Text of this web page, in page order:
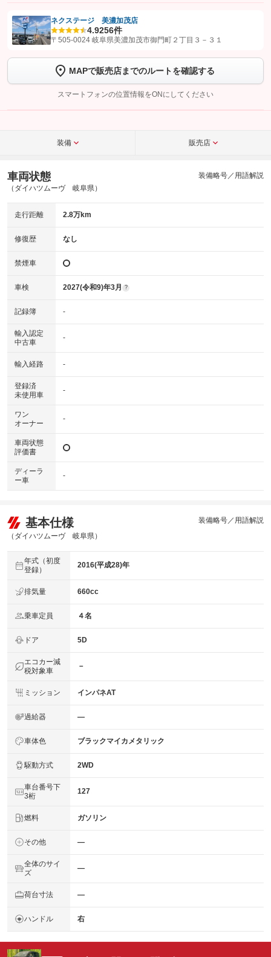
【STEP1】認証画面でグーネットを友だち追加してから「許可する」ボタンを押
トーク画面で
ボタンをタップして問い合わせを
完了してください。
こちら
ネクステージ 美濃加茂店
4.9256件
〒505-0024 岐阜県美濃加茂市御門町２丁目３－３１
MAPで販売店までのルートを確認する
スマートフォンの位置情報をONにしてください
装備 販売店
車両状態
（ダイハツムーヴ 岐阜県）
装備略号／用語解説
走行距離 2.8万km
修復歴 なし
禁煙車
車検 2027(令和9)年3月 ?
記録簿 -
輸入認定
中古車
-
輸入経路 -
登録済
未使用車
-
ワン
オーナー
-
車両状態
評価書
ディーラ
ー車
-
基本仕様
（ダイハツムーヴ 岐阜県）
装備略号／用語解説
年式（初度
登録）
2016(平成28)年
排気量 660cc
乗車定員 ４名
ドア 5D
エコカー減
税対象車
－
ミッション インパネAT
過給器 ―
車体色 ブラックマイカメタリック
駆動方式 2WD
車台番号下
3桁
127
燃料 ガソリン
その他 ―
全体のサイ
ズ
―
荷台寸法 ―
ハンドル 右